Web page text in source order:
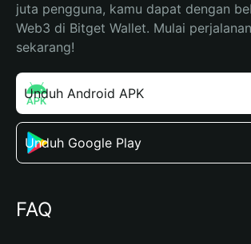
juta pengguna, kamu dapat dengan
Web3 di Bitget Wallet. Mulai
sekarang!
Unduh Android APK
Unduh Google Play
FAQ